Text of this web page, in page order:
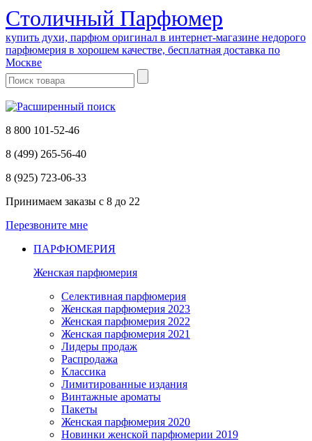
Cтоличный Парфюмер
купить духи, парфюм оригинал в интернет-магазине недорого
парфюмерия в хорошем качестве, бесплатная доставка по
Москве
8 800 101-52-46
8 (499) 265-56-40
8 (925) 723-06-33
Принимаем заказы с 8 до 22
Перезвоните мне
ПАРФЮМЕРИЯ
Женская парфюмерия
Селективная парфюмерия
Женская парфюмерия 2023
Женская парфюмерия 2022
Женская парфюмерия 2021
Лидеры продаж
Распродажа
Классика
Лимитированные издания
Винтажные ароматы
Пакеты
Женская парфюмерия 2020
Новинки женской парфюмерии 2019